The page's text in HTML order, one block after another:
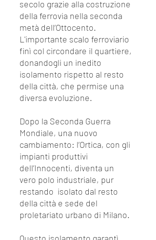
secolo grazie alla costruzione
della ferrovia nella seconda
metà dell’Ottocento.
L'importante scalo ferroviario
finì col circondare il quartiere,
donandogli un inedito
isolamento rispetto al resto
della città, che permise una
diversa evoluzione.
Dopo la Seconda Guerra
Mondiale, una nuovo
cambiamento: l’Ortica, con gli
impianti produttivi
dell’Innocenti, diventa un
vero polo industriale, pur
restando isolato dal resto
della città e sede del
proletariato urbano di Milano.